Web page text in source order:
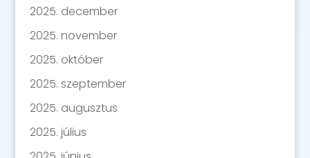
2025. december
2025. november
2025. október
2025. szeptember
2025. augusztus
2025. július